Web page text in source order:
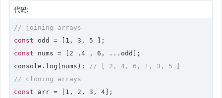
代码:
// joining arrays
const odd = [ 1 , 3 , 5
const nums = [ 2 , 4 , 6 , ...odd];
console. log (nums);
// [ 2, 4, 6, 1, 3, 5 ]
// cloning arrays
const arr = [ 1 , 2 , 3 , 4